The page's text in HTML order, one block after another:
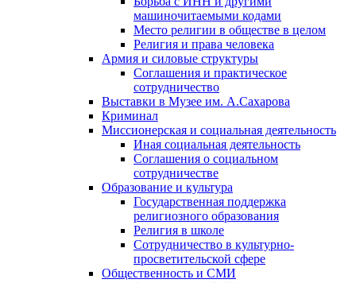
машиночитаемыми кодами
Место религии в обществе в целом
Религия и права человека
Армия и силовые структуры
Соглашения и практическое
сотрудничество
Выставки в Музее им. А.Сахарова
Криминал
Миссионерская и социальная деятельность
Иная социальная деятельность
Соглашения о социальном
сотрудничестве
Образование и культура
Государственная поддержка
религиозного образования
Религия в школе
Сотрудничество в культурно-
просветительской сфере
Общественность и СМИ